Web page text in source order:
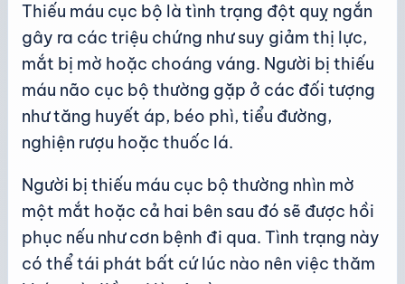
Thiếu máu cục bộ là tình trạng đột quỵ ngắn
gây ra các triệu chứng như suy giảm thị lực,
mắt bị mờ hoặc choáng váng. Người bị thiếu
máu não cục bộ thường gặp ở các đối tượng
như tăng huyết áp, béo phì, tiểu đường,
nghiện rượu hoặc thuốc lá.
Người bị thiếu máu cục bộ thường nhìn mờ
một mắt hoặc cả hai bên sau đó sẽ được hồi
phục nếu như cơn bệnh đi qua. Tình trạng này
có thể tái phát bất cứ lúc nào nên việc thăm